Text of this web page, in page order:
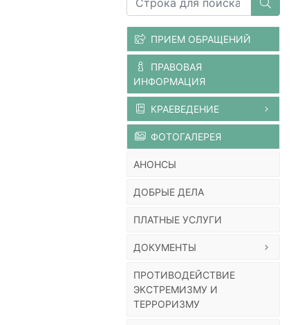
ПРИЕМ ОБРАЩЕНИЙ
ПРАВОВАЯ
ИНФОРМАЦИЯ
КРАЕВЕДЕНИЕ
ФОТОГАЛЕРЕЯ
АНОНСЫ
ДОБРЫЕ ДЕЛА
ПЛАТНЫЕ УСЛУГИ
ДОКУМЕНТЫ
ПРОТИВОДЕЙСТВИЕ
ЭКСТРЕМИЗМУ И
ТЕРРОРИЗМУ